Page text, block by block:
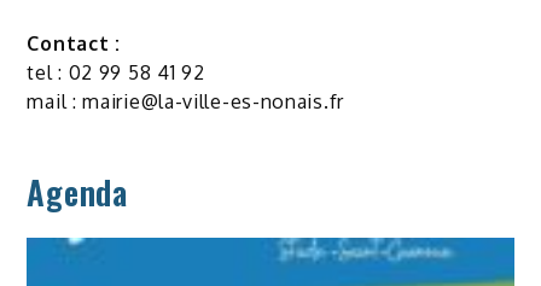
Contact :
tel : 02 99 58 41 92
mail :mairie@la-ville-es-nonais.fr
Agenda